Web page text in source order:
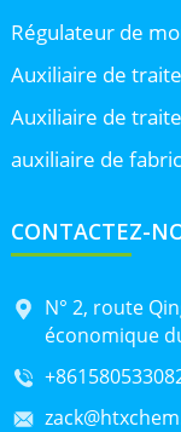
Régulateur de
Auxiliaire de
Auxiliaire de
auxiliaire de
CONTACTEZ-
N° 2, route
économique